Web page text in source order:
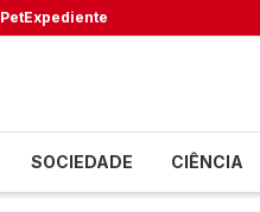
PetExpediente
SOCIEDADE CIÊNCIA